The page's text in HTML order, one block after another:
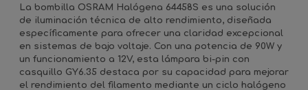
La bombilla OSRAM Halógena 64458S es una solución
de iluminación técnica de alto rendimiento, diseñada
específicamente para ofrecer una claridad excepcional
en sistemas de bajo voltaje. Con una potencia de 90W y
un funcionamiento a 12V, esta lámpara bi-pin con
casquillo GY6.35 destaca por su capacidad para mejorar
el rendimiento del filamento mediante un ciclo halógeno